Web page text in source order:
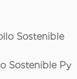
Sostenible
Sostenible Py